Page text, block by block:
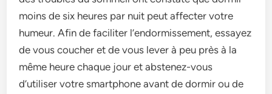
moins de six heures par nuit peut affecter votre
humeur. Afin de faciliter l’endormissement, essayez
de vous coucher et de vous lever à peu près à la
même heure chaque jour et abstenez-vous
d’utiliser votre smartphone avant de dormir ou de